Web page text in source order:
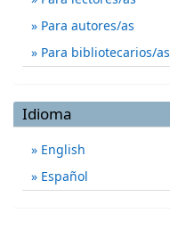
Para autores/as
Para bibliotecarios/as
Idioma
English
Español